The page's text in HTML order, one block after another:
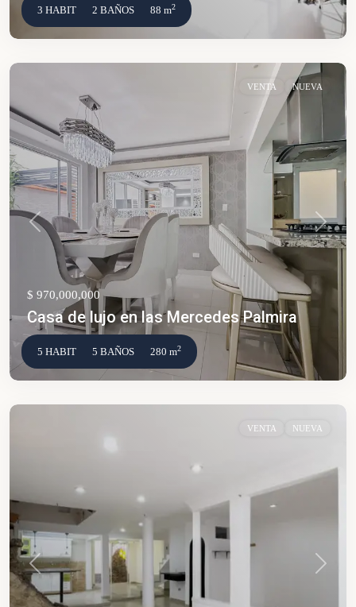
3 HABIT 2 BAÑOS 88 m2
VENTA NUEVA
Anterior
$ 970,000,000
Casa de lujo en las Mercedes Palmira
5 HABIT 5 BAÑOS 280 m2
VENTA NUEVA
Anterior